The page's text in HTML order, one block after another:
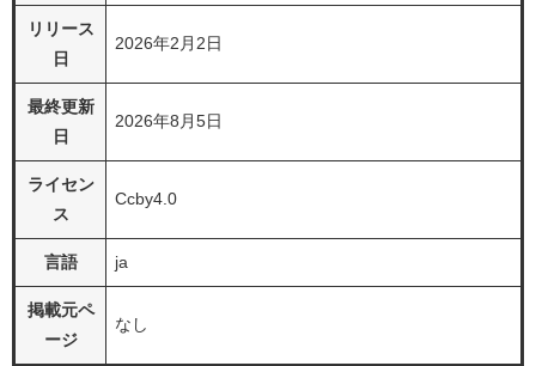
リリース
日
2026年2月2日
最終更新
日
2026年8月5日
ライセン
ス
Ccby4.0
言語 ja
掲載元ペ
ージ
なし